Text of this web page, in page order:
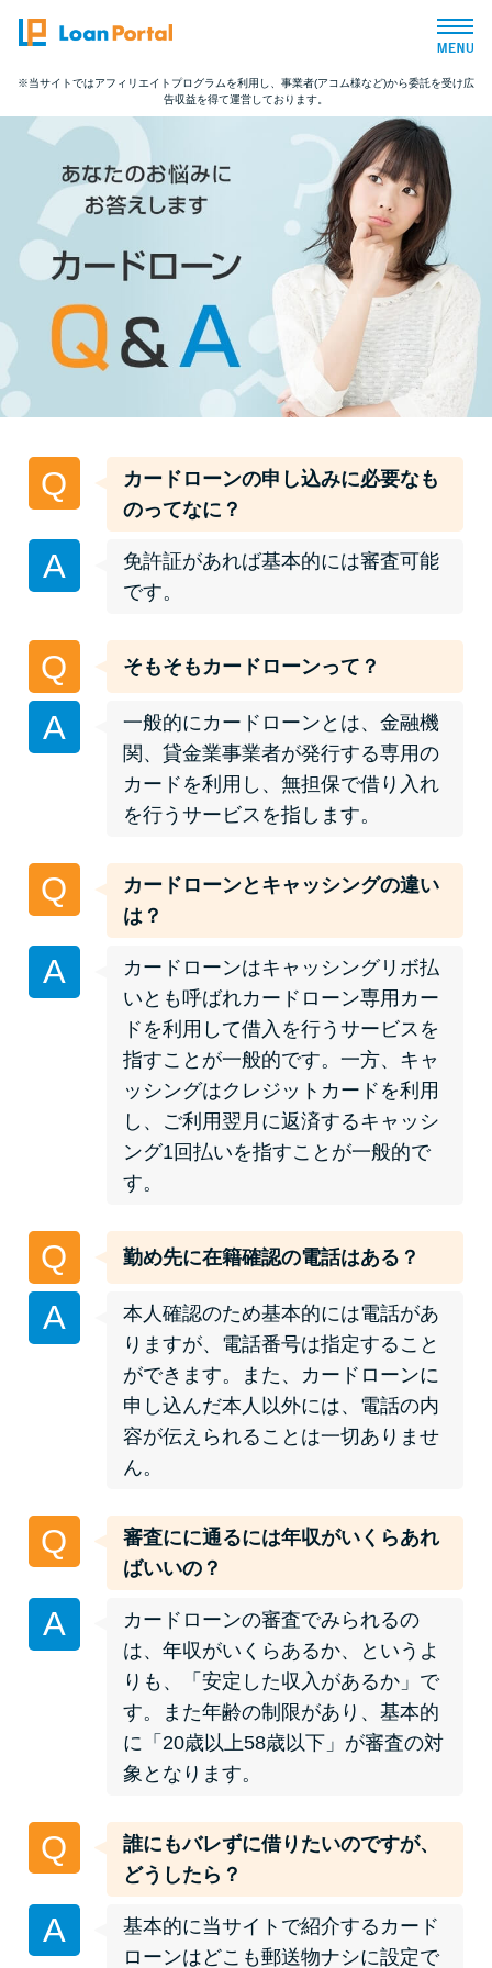
トップページ
おすすめコンテンツ
総合人気ランキング
とにかくすぐ借りたい方向け
バレずに借りたい方向け
便利なコンテンツ
カードローン診断
特集ページ
リボ払いをそのまま払いきると
損！
得した話
ードローン
特集ページ一覧
種類や特徴で探す
銀行カードローンを選ぶべき4つ
無利息期間を利用して利息0円で
お金を借りる3つのポイント
種類・特徴別一覧
その他コラム
処法3つ
家賃払えないが強制退去は避け
たい…市役所に相談より賢い方
法2選
街金とは？絶対審査通る？借金
に悩む人へ街金をおすすめしな
い理由
質屋でお金を借りるには？年利
やシステムをカードローンと比
較
※当サイトではアフィリエイトプログラムを利用し、事業者(アコム様など)から委託を受け広
告収益を得て運営しております。
Q
カードローンの申し込みに必要なも
のってなに？
A
免許証があれば基本的には審査可能
です。
Q そもそもカードローンって？
A
一般的にカードローンとは、金融機
関、貸金業事業者が発行する専用の
カードを利用し、無担保で借り入れ
を行うサービスを指します。
Q
カードローンとキャッシングの違い
は？
A
カードローンはキャッシングリボ払
いとも呼ばれカードローン専用カー
ドを利用して借入を行うサービスを
指すことが一般的です。一方、キャ
ッシングはクレジットカードを利用
し、ご利用翌月に返済するキャッシ
ング1回払いを指すことが一般的で
す。
Q 勤め先に在籍確認の電話はある？
A
本人確認のため基本的には電話があ
りますが、電話番号は指定すること
ができます。また、カードローンに
申し込んだ本人以外には、電話の内
容が伝えられることは一切ありませ
ん。
Q
審査にに通るには年収がいくらあれ
ばいいの？
A
カードローンの審査でみられるの
は、年収がいくらあるか、というよ
りも、「安定した収入があるか」で
す。また年齢の制限があり、基本的
に「20歳以上58歳以下」が審査の対
象となります。
Q
誰にもバレずに借りたいのですが、
どうしたら？
A
基本的に当サイトで紹介するカード
ローンはどこも郵送物ナシに設定で